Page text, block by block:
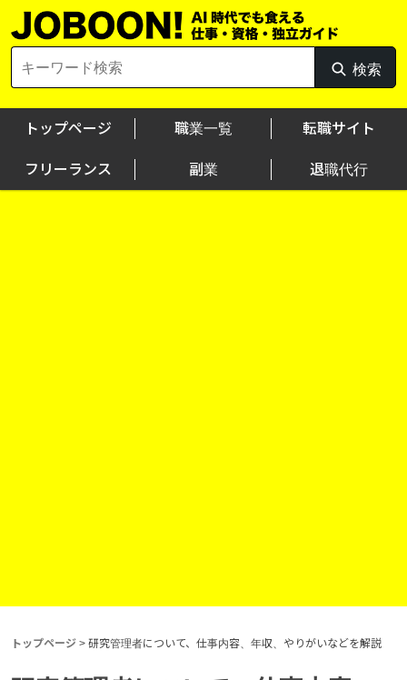
Skip
to
for:
検索
検
索
トップページ 職業一覧 転職サイト
フリーランス 副業 退職代行
トップページ > 研究管理者について、仕事内容、年収、やりがいなどを解説